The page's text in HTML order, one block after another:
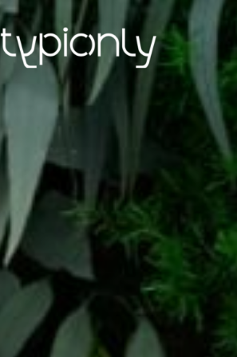
ATYPIC
ONLY